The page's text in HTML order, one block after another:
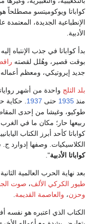
كواباتا ويوكوميتسو مصطلحاً
الإنطباعية الجديدة،
الأدبية.
بدأ كواباتا في جذب الإنتباه
بوقت قصير، وهُلل لقصته
جديد إيروتيكي، ومعظم
بلد الثلج واحدة من أشهر
منذ 1935 حتى 1937
.
طوكيو، وغيشا من إحدى
ربيعها حار؛ مكان ما في
كواباتا كأحد أبرز الكتاب
الكلاسيكيات. وصفها إدوارد ج.
كواباتا الأدبية".
بعد نهاية الحرب العالمية
طيور الكركي الألف، صوت
وحزن، والعاصمة القديمة
الكتاب الذي اعتبره هو نفسه